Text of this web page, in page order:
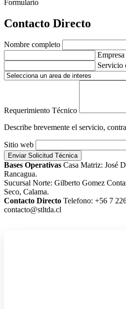
Formulario
Contacto Directo
Nombre completo
Servicio
Requerimiento Técnico
Describe brevemente el servicio,
Sitio web
Enviar Solicitud Técnica
Bases Operativas Casa Matriz: José
Rancagua.
Sucursal Norte: Gilberto Gomez
Seco, Calama.
Contacto Directo Telefono: +56 7
contacto@stltda.cl